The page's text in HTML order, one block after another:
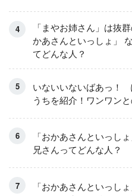
「まやお姉さん」は抜
かあさんといっしょ」
てどんな人？
いないいないばあっ！
うちを紹介！ワンワン
「おかあさんといっし
兄さんってどんな人？
「おかあさんといっし